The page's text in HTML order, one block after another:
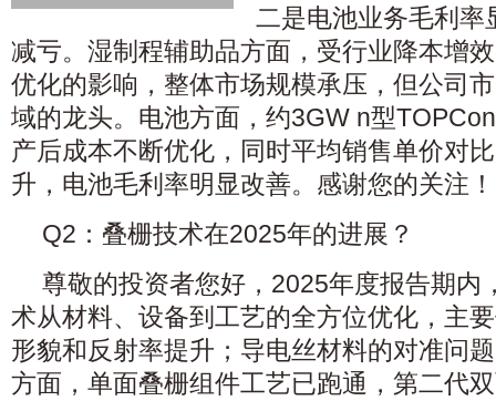
二是电池业务毛利率
减亏。湿制程辅助品方面，受行业降本增
优化的影响，整体市场规模承压，但公司
域的龙头。电池方面，约3GW n型
产后成本不断优化，同时平均销售单价对
升，电池毛利率明显改善。感谢您的关注！
Q2：叠栅技术在2025年的进展？
尊敬的投资者您好，2025年度报告期内
术从材料、设备到工艺的全方位优化，主
形貌和反射率提升；导电丝材料的对准问
方面，单面叠栅组件工艺已跑通，第二代